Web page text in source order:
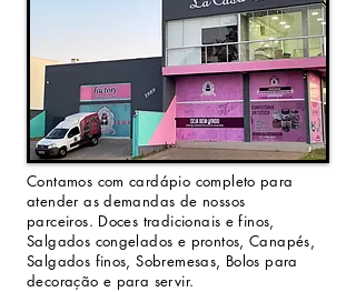
Contamos com cardápio completo para
atender as demandas de nossos
parceiros. Doces tradicionais e finos,
Salgados congelados e prontos, Canapés,
Salgados finos, Sobremesas, Bolos para
decoração e para servir.